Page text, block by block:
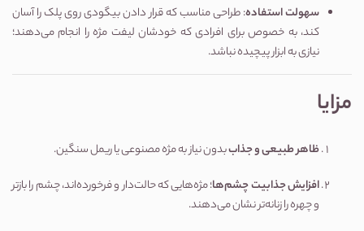
سهولت استفاده: طراحی مناسب که قرار دادن بیگودی روی پلک را آسان
کند، به خصوص برای افرادی که خودشان لیفت مژه را انجام می‌دهند؛
نیازی به ابزار پیچیده نباشد.
مزایا
ظاهر طبیعی و جذاببدون نیاز به مژه مصنوعی یا ریمل سنگین.
افزایش جذابیت چشم‌ها؛ مژه‌هایی که حالت‌دار و فرخورده‌اند، چشم را بازتر
و چهره را زنانه‌تر نشان می‌دهند.